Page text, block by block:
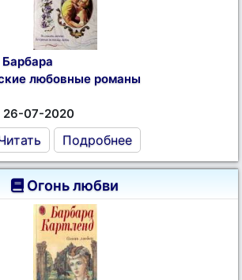
любовные романы
26-07-2020
Подробнее
Огонь любви